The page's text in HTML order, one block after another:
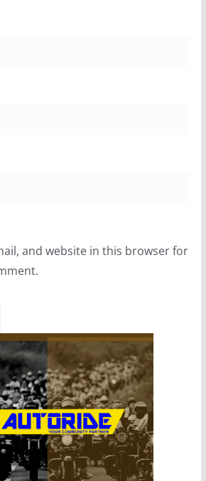
and website in this browser for